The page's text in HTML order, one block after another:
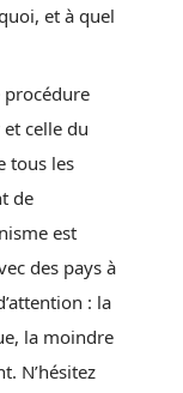
et à quel
procédure
celle du
tous les
de
est
des pays à
: la
la moindre
N’hésitez